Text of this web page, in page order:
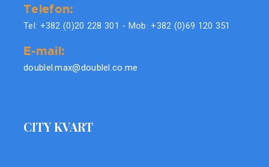
Telefon:
Tel: +382 (0)20 228 301 - Mob: +382 (0)69 120 351
E-mail:
doublel.max@doublel.co.me
CITY KVART